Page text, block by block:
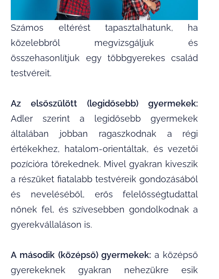
Számos eltérést tapasztalhatunk, ha
közelebbről megvizsgáljuk és
összehasonlítjuk egy többgyerekes család
testvéreit.
Az elsőszülött (legidősebb) gyermekek:
Adler szerint a legidősebb gyermekek
általában jobban ragaszkodnak a régi
értékekhez, hatalom-orientáltak, és vezetői
pozícióra törekednek. Mivel gyakran kiveszik
a részüket fiatalabb testvéreik gondozásából
és neveléséből, erős felelősségtudattal
nőnek fel, és szívesebben gondolkodnak a
gyerekvállaláson is.
A második (középső) gyermekek: a középső
gyerekeknek gyakran nehezükre esik